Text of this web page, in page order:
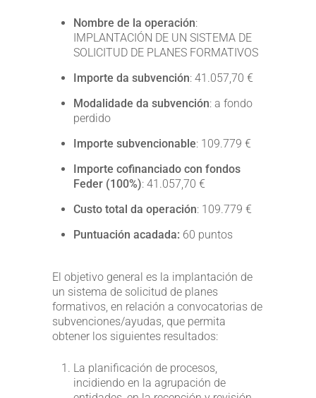
Nombre de la operación:
IMPLANTACIÓN DE UN SISTEMA DE
SOLICITUD DE PLANES FORMATIVOS
Importe da subvención: 41.057,70 €
Modalidade da subvención: a fondo
perdido
Importe subvencionable: 109.779 €
Importe cofinanciado con fondos
Feder (100%): 41.057,70 €
Custo total da operación: 109.779 €
Puntuación acadada: 60 puntos
El objetivo general es la implantación de
un sistema de solicitud de planes
formativos, en relación a convocatorias de
subvenciones/ayudas, que permita
obtener los siguientes resultados:
La planificación de procesos,
incidiendo en la agrupación de